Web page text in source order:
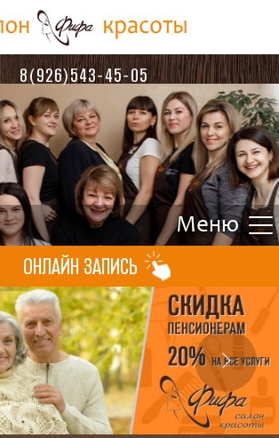
8(926)543-45-05
ОНЛАЙН ЗАПИСЬ